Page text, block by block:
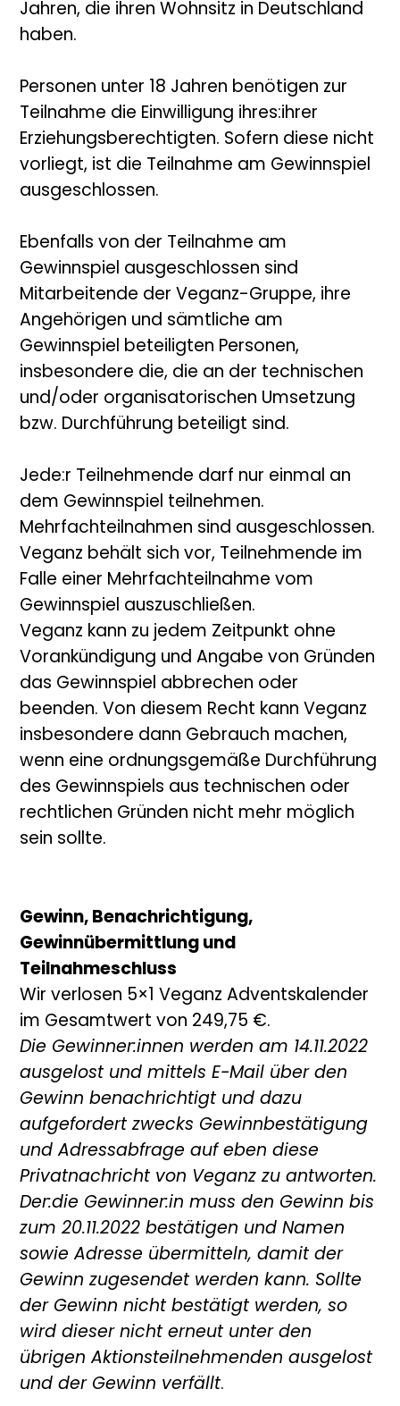
Jahren, die ihren Wohnsitz in Deutschland
haben.
Personen unter 18 Jahren benötigen zur
Teilnahme die Einwilligung ihres:ihrer
Erziehungsberechtigten. Sofern diese nicht
vorliegt, ist die Teilnahme am Gewinnspiel
ausgeschlossen.
Ebenfalls von der Teilnahme am
Gewinnspiel ausgeschlossen sind
Mitarbeitende der Veganz-Gruppe, ihre
Angehörigen und sämtliche am
Gewinnspiel beteiligten Personen,
insbesondere die, die an der technischen
und/oder organisatorischen Umsetzung
bzw. Durchführung beteiligt sind.
Jede:r Teilnehmende darf nur einmal an
dem Gewinnspiel teilnehmen.
Mehrfachteilnahmen sind ausgeschlossen.
Veganz behält sich vor, Teilnehmende im
Falle einer Mehrfachteilnahme vom
Gewinnspiel auszuschließen.
Veganz kann zu jedem Zeitpunkt ohne
Vorankündigung und Angabe von Gründen
das Gewinnspiel abbrechen oder
beenden. Von diesem Recht kann Veganz
insbesondere dann Gebrauch machen,
wenn eine ordnungsgemäße Durchführung
des Gewinnspiels aus technischen oder
rechtlichen Gründen nicht mehr möglich
sein sollte.
Gewinn, Benachrichtigung,
Gewinnübermittlung und
Teilnahmeschluss
Wir verlosen 5×1 Veganz Adventskalender
im Gesamtwert von 249,75 €.
Die Gewinner:innen werden am 14.11.2022
ausgelost und mittels E-Mail über den
Gewinn benachrichtigt und dazu
aufgefordert zwecks Gewinnbestätigung
und Adressabfrage auf eben diese
Privatnachricht von Veganz zu antworten.
Der:die Gewinner:in muss den Gewinn bis
zum 20.11.2022 bestätigen und Namen
sowie Adresse übermitteln, damit der
Gewinn zugesendet werden kann. Sollte
der Gewinn nicht bestätigt werden, so
wird dieser nicht erneut unter den
übrigen Aktionsteilnehmenden ausgelost
und der Gewinn verfällt.